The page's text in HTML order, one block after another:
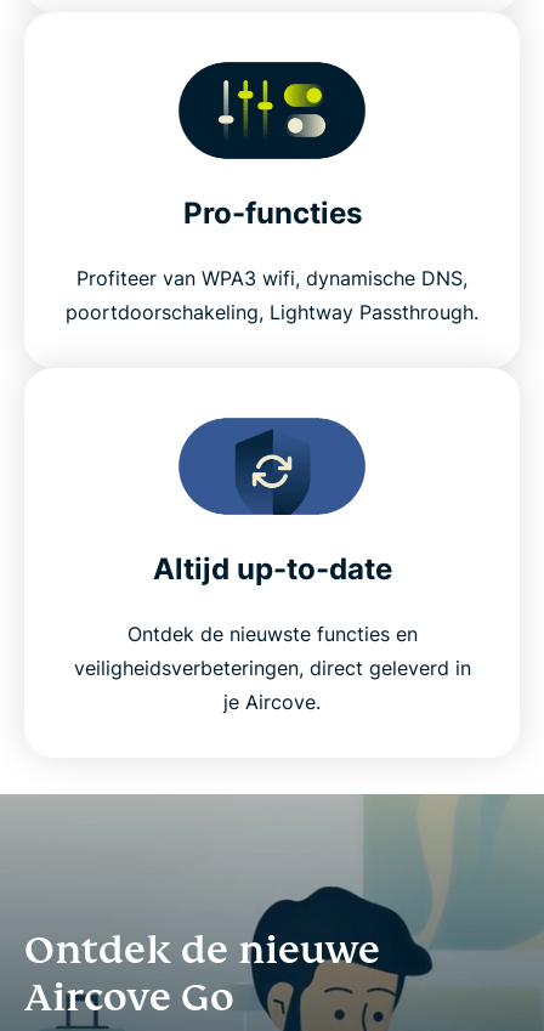
Pro-functies
Profiteer van WPA3 wifi, dynamische DNS,
poortdoorschakeling, Lightway Passthrough.
Altijd up-to-date
Ontdek de nieuwste functies en
veiligheidsverbeteringen, direct geleverd in
je Aircove.
Ontdek de nieuwe
Aircove Go